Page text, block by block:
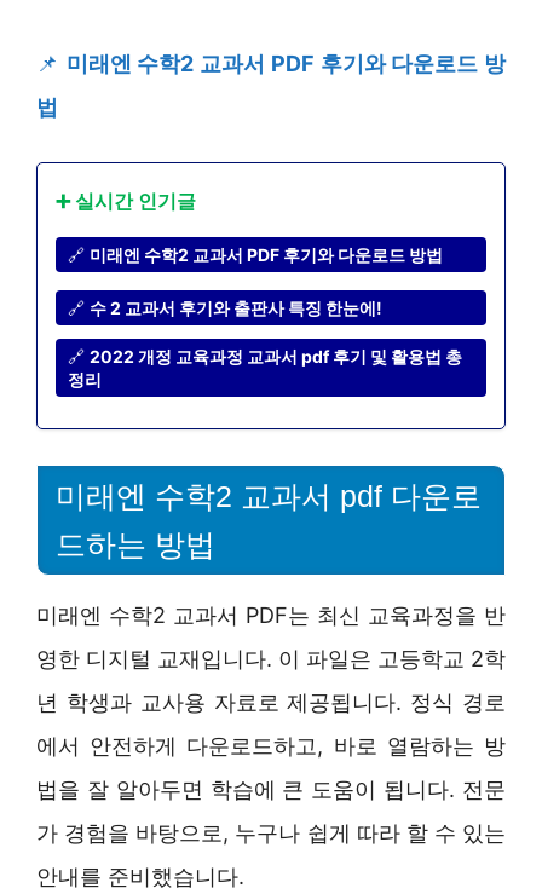
📌 미래엔 수학2 교과서 PDF 후기와 다운로드 방
법
➕ 실시간 인기글
🔗 미래엔 수학2 교과서 PDF 후기와 다운로드 방법
🔗 수 2 교과서 후기와 출판사 특징 한눈에!
🔗 2022 개정 교육과정 교과서 pdf 후기 및 활용법 총
정리
미래엔 수학2 교과서 pdf 다운로
드하는 방법
미래엔 수학2 교과서 PDF는 최신 교육과정을 반
영한 디지털 교재입니다. 이 파일은 고등학교 2학
년 학생과 교사용 자료로 제공됩니다. 정식 경로
에서 안전하게 다운로드하고, 바로 열람하는 방
법을 잘 알아두면 학습에 큰 도움이 됩니다. 전문
가 경험을 바탕으로, 누구나 쉽게 따라 할 수 있는
안내를 준비했습니다.